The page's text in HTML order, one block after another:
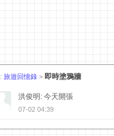
旅遊回憶錄 > 即時塗鴉牆
洪俊明: 今天開張
07-02 04:39